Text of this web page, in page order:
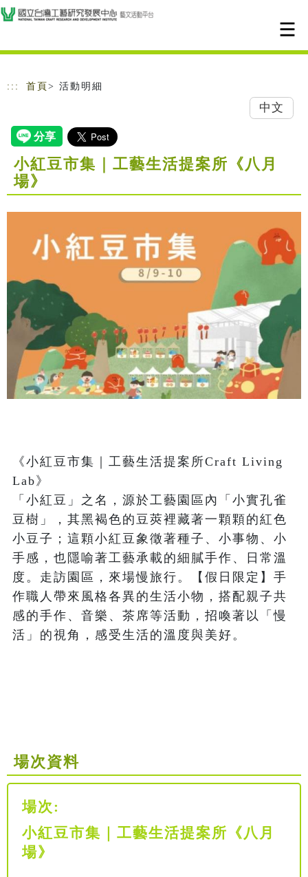
跳到主要內容
網站導覽
::: 首頁 > 活動明細
中文
小紅豆市集｜工藝生活提案所《八月
場》
《小紅豆市集｜工藝生活提案所Craft Living
Lab》
「小紅豆」之名，源於工藝園區內「小實孔雀
豆樹」，其黑褐色的豆莢裡藏著一顆顆的紅色
小豆子；這顆小紅豆象徵著種子、小事物、小
手感，也隱喻著工藝承載的細膩手作、日常溫
度。走訪園區，來場慢旅行。【假日限定】手
作職人帶來風格各異的生活小物，搭配親子共
感的手作、音樂、茶席等活動，招喚著以「慢
活」的視角，感受生活的溫度與美好。
場次資料
場次:
小紅豆市集｜工藝生活提案所《八月
場》